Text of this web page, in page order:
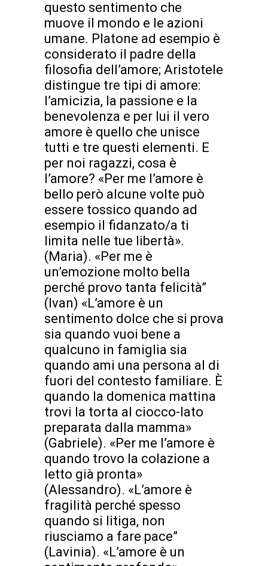
questo sentimento che
muove il mondo e le azioni
umane. Platone ad esempio è
considerato il padre della
filosofia dell’amore; Aristotele
distingue tre tipi di amore:
l’amicizia, la passione e la
benevolenza e per lui il vero
amore è quello che unisce
tutti e tre questi elementi. E
per noi ragazzi, cosa è
l’amore? «Per me l’amore è
bello però alcune volte può
essere tossico quando ad
esempio il fidanzato/a ti
limita nelle tue libertà».
(Maria). «Per me è
un’emozione molto bella
perché provo tanta felicità”
(Ivan) «L’amore è un
sentimento dolce che si prova
sia quando vuoi bene a
qualcuno in famiglia sia
quando ami una persona al di
fuori del contesto familiare. È
quando la domenica mattina
trovi la torta al ciocco-lato
preparata dalla mamma»
(Gabriele). «Per me l’amore è
quando trovo la colazione a
letto già pronta»
(Alessandro). «L’amore è
fragilità perché spesso
quando si litiga, non
riusciamo a fare pace”
(Lavinia). «L’amore è un